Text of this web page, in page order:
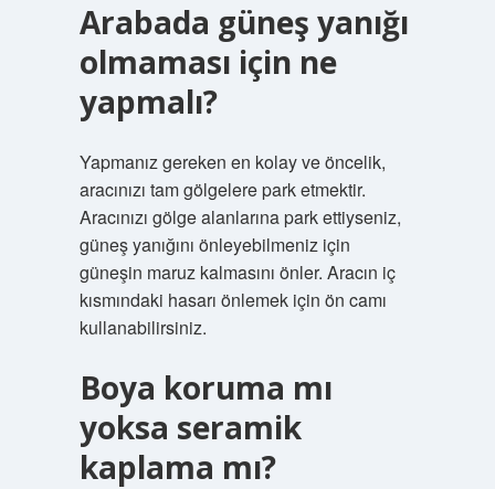
Arabada güneş yanığı
olmaması için ne
yapmalı?
Yapmanız gereken en kolay ve öncelik,
aracınızı tam gölgelere park etmektir.
Aracınızı gölge alanlarına park ettiyseniz,
güneş yanığını önleyebilmeniz için
güneşin maruz kalmasını önler. Aracın iç
kısmındaki hasarı önlemek için ön camı
kullanabilirsiniz.
Boya koruma mı
yoksa seramik
kaplama mı?